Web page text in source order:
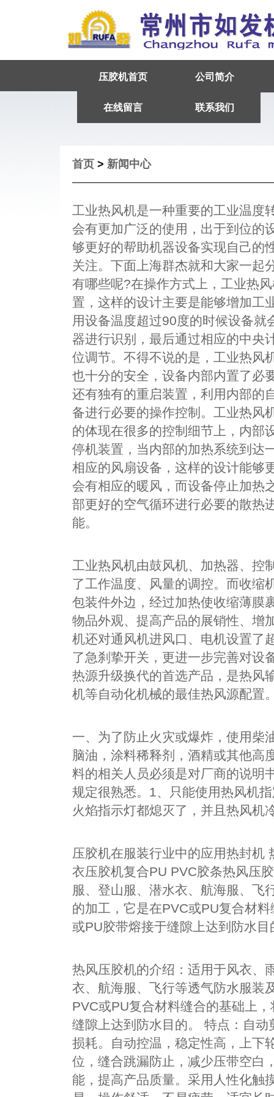
压胶机首页 公司简介
在线留言 联系我们
首页 > 新闻中心
工业热风机是一种重要的工业温度
会有更加广泛的使用，出于到位的
够更好的帮助机器设备实现自己的
关注。下面上海群杰就和大家一起
有哪些呢?在操作方式上，工业热
置，这样的设计主要是能够增加工
用设备温度超过90度的时候设备就
器进行识别，最后通过相应的中央
位调节。不得不说的是，工业热风
也十分的安全，设备内部内置了必
还有独有的重启装置，利用内部的
备进行必要的操作控制。工业热风
的体现在很多的控制细节上，内部
停机装置，当内部的加热系统到达
相应的风扇设备，这样的设计能够
会有相应的暖风，而设备停止加热
部更好的空气循环进行必要的散热
能。
工业热风机由鼓风机、加热器、控
了工作温度、风量的调控。而收缩
包装件外边，经过加热使收缩薄膜
物品外观、提高产品的展销性、增
机还对通风机进风口、电机设置了
了急刹挚开关，更进一步完善对设
热源升级换代的首选产品，是热风
机等自动化机械的最佳热风源配置
一、为了防止火灾或爆炸，使用柴
脑油，涂料稀释剂，酒精或其他高
料的相关人员必须是对厂商的说明
规定很熟悉。1、只能使用热风机
火焰指示灯都熄灭了，并且热风机
压胶机在服装行业中的应用热封机
衣压胶机复合PU PVC胶条热风压
服、登山服、潜水衣、航海服、飞
的加工，它是在PVC或PU复合材
或PU胶带熔接于缝隙上达到防水目
热风压胶机的介绍：适用于风衣、
衣、航海服、飞行等透气防水服装
PVC或PU复合材料缝合的基础上
缝隙上达到防水目的。 特点：自
损耗。自动控温，稳定性高，上下
位，缝合跳漏防止，减少压带空白
能，提高产品质量。采用人性化触